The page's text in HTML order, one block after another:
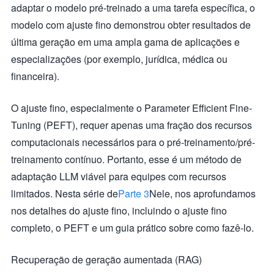
adaptar o modelo pré-treinado a uma tarefa específica, o
modelo com ajuste fino demonstrou obter resultados de
última geração em uma ampla gama de aplicações e
especializações (por exemplo, jurídica, médica ou
financeira).
O ajuste fino, especialmente o Parameter Efficient Fine-
Tuning (PEFT), requer apenas uma fração dos recursos
computacionais necessários para o pré-treinamento/pré-
treinamento contínuo. Portanto, esse é um método de
adaptação LLM viável para equipes com recursos
limitados. Nesta série deParte 3Nele, nos aprofundamos
nos detalhes do ajuste fino, incluindo o ajuste fino
completo, o PEFT e um guia prático sobre como fazê-lo.
Recuperação de geração aumentada (RAG)